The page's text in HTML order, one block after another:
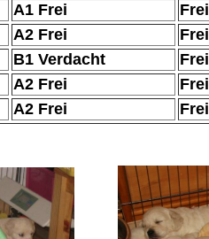
A1 Frei
Frei
A2 Frei
Frei
B1 Verdacht Frei
A2 Frei
Frei
A2 Frei Frei